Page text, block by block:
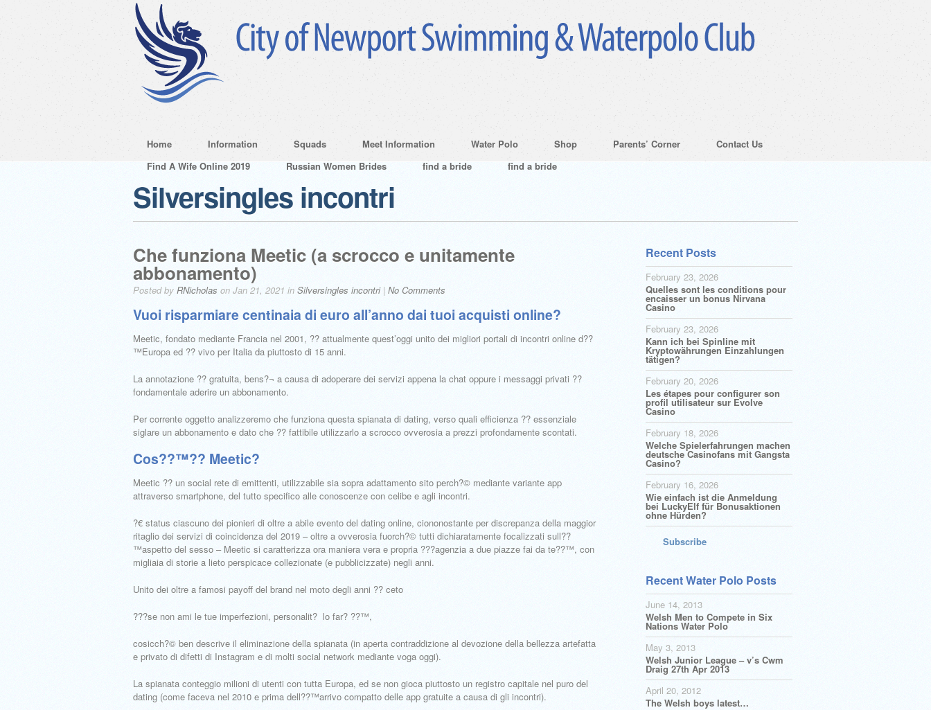
Home Information Squads Meet Information Water Polo Shop Parents’ Corner
Contact Us
Find A Wife Online 2019
Russian Women Brides find a bride find a bride
Silversingles incontri
Che funziona Meetic (a scrocco e unitamente
abbonamento)
Posted by RNicholas on Jan 21, 2021 in Silversingles incontri| No Comments
Vuoi risparmiare centinaia di euro all’anno dai tuoi acquisti online?
Meetic, fondato mediante Francia nel 2001, ?? attualmente quest’oggi unito dei migliori portali di incontri online d??
™Europa ed ?? vivo per Italia da piuttosto di 15 anni.
La annotazione ?? gratuita, bens?¬ a causa di adoperare dei servizi appena la chat oppure i messaggi privati ??
fondamentale aderire un abbonamento.
Per corrente oggetto analizzeremo che funziona questa spianata di dating, verso quali efficienza ?? essenziale
siglare un abbonamento e dato che ?? fattibile utilizzarlo a scrocco ovverosia a prezzi profondamente scontati.
Cos??™?? Meetic?
Meetic ?? un social rete di emittenti, utilizzabile sia sopra adattamento sito perch?© mediante variante app
attraverso smartphone, del tutto specifico alle conoscenze con celibe e agli incontri.
?€ status ciascuno dei pionieri di oltre a abile evento del dating online, ciononostante per discrepanza della maggior
ritaglio dei servizi di coincidenza del 2019 – oltre a ovverosia fuorch?© tutti dichiaratamente focalizzati sull??
™aspetto del sesso – Meetic si caratterizza ora maniera vera e propria ???agenzia a due piazze fai da te??™, con
migliaia di storie a lieto perspicace collezionate (e pubblicizzate) negli anni.
Unito dei oltre a famosi payoff del brand nel moto degli anni ?? ceto
???se non ami le tue imperfezioni, personalit? lo far? ??™,
cosicch?© ben descrive il eliminazione della spianata (in aperta contraddizione al devozione della bellezza artefatta
e privato di difetti di Instagram e di molti social network mediante voga oggi).
La spianata conteggio milioni di utenti con tutta Europa, ed se non gioca piuttosto un registro capitale nel puro del
dating (come faceva nel 2010 e prima dell??™arrivo compatto delle app gratuite a causa di gli incontri).
Recent Posts
February 23, 2026
Quelles sont les conditions pour
encaisser un bonus Nirvana
Casino
February 23, 2026
Kann ich bei Spinline mit
Kryptowährungen Einzahlungen
tätigen?
February 20, 2026
Les étapes pour configurer son
profil utilisateur sur Evolve
Casino
February 18, 2026
Welche Spielerfahrungen machen
deutsche Casinofans mit Gangsta
Casino?
February 16, 2026
Wie einfach ist die Anmeldung
bei LuckyElf für Bonusaktionen
ohne Hürden?
Subscribe
Recent Water Polo Posts
June 14, 2013
Welsh Men to Compete in Six
Nations Water Polo
May 3, 2013
Welsh Junior League – v’s Cwm
Draig 27th Apr 2013
April 20, 2012
The Welsh boys latest…